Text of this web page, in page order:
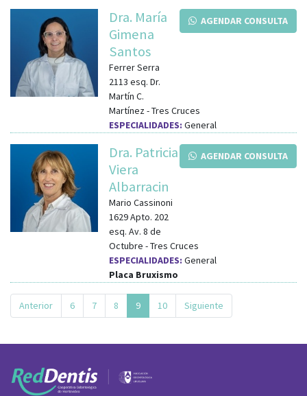
AGENDAR CONSULTA
Dra. María
Gimena
Santos
Ferrer Serra
2113 esq. Dr.
Martín C.
Martínez-Tres Cruces
ESPECIALIDADES: General
AGENDAR CONSULTA
Dra. Patricia
Viera
Albarracin
Mario Cassinoni
1629 Apto. 202
esq. Av. 8 de
Octubre -Tres Cruces
ESPECIALIDADES: General
Placa Bruxismo
Anterior 6 7 8 9 10 Siguiente